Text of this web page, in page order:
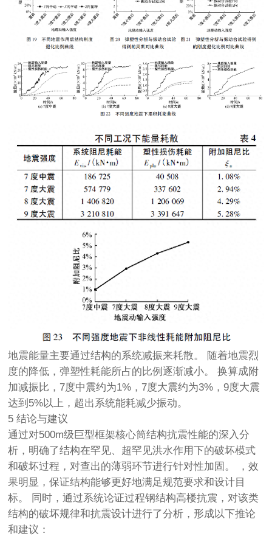
地震能量主要通过结构的系统减振来耗散。 随着地震烈
度的降低，弹塑性耗能所占的比例逐渐减小。 换算成附
加减振比，7度中震约为1%，7度大震约为3%，9度大震
达到5%以上，超出系统能耗减少振动。
5 结论与建议
通过对500m级巨型框架核心筒结构抗震性能的深入分
析，明确了结构在罕见、超罕见洪水作用下的破坏模式
和破坏过程，对查出的薄弱环节进行针对性加固。 ，效
果明显，保证结构能够更好地满足规范要求和设计目
标。 同时，通过系统论证过程钢结构高楼抗震 ，对该类
结构的破坏规律和抗震设计进行了分析，形成以下推论
和建议：